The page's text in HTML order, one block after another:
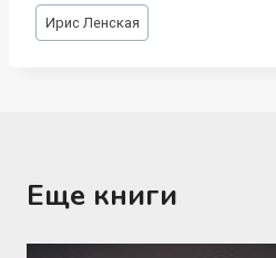
Метки
записи:
Ирис Ленская
Еще книги